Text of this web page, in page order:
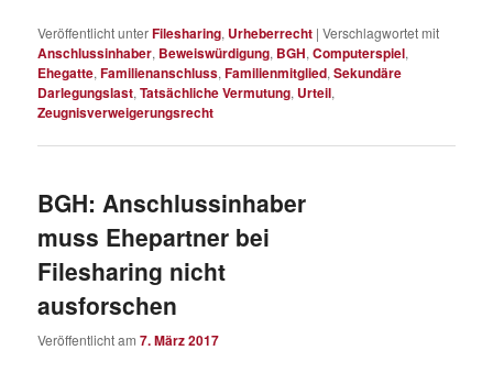
Veröffentlicht unterFilesharing, Urheberrecht |Verschlagwortet mit
Anschlussinhaber, Beweiswürdigung, BGH,Computerspiel,
Ehegatte,Familienanschluss,Familienmitglied,Sekundäre
Darlegungslast,Tatsächliche Vermutung, Urteil,
Zeugnisverweigerungsrecht
BGH: Anschlussinhaber
muss Ehepartner bei
Filesharing nicht
ausforschen
Veröffentlicht am7. März 2017